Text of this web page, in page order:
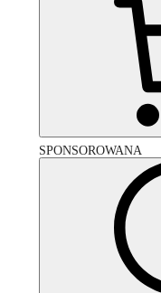
SPONSOROWANA